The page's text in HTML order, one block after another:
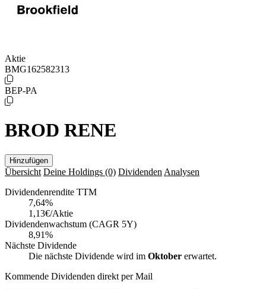
Aktie
BMG162582313
BEP-PA
BROD RENE
Hinzufügen
Übersicht Deine Holdings (0) Dividenden Analysen
Dividendenrendite TTM
7,64%
1,13€/Aktie
Dividendenwachstum (CAGR 5Y)
8,91%
Nächste Dividende
Die nächste Dividende wird im Oktober erwartet.
Kommende Dividenden direkt per Mail